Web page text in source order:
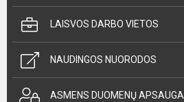
LAISVOS DARBO VIETOS
NAUDINGOS NUORODOS
ASMENS DUOMENŲ APSAUGA